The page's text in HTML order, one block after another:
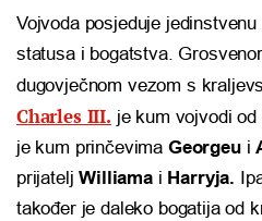
Vojvoda posjeduje
statusa i bogatstva.
dugovječnom vezom s
Charles III. je kum vojvodi
je kum prinčevima Georgeui
prijateljWilliamai Harryja.
također je daleko bogatija od